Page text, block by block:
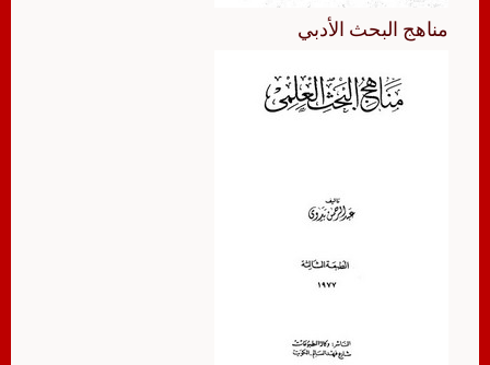
مناهج البحث الأدبي